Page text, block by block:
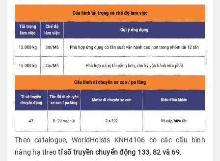
Theo catalogue, WorldHoists KNH4106 có các cấu hình
nâng hạ theotỉ số truyền chuyển động 133, 82 và 69.